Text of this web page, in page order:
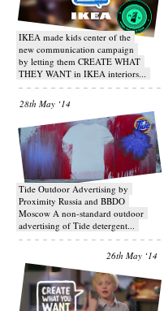
IKEA made kids center of the
new communication campaign
by letting them CREATE WHAT
THEY WANT in IKEA interiors...
28th May ‘14
Tide Outdoor Advertising by
Proximity Russia and BBDO
Moscow A non-standard outdoor
advertising of Tide detergent...
26th May ‘14